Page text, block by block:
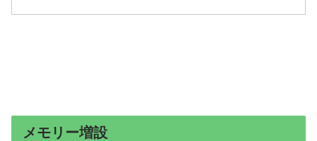
メモリー増設